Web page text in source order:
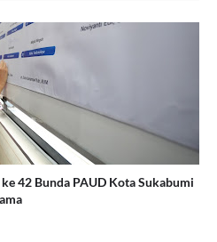
42 Bunda PAUD Kota Sukabumi